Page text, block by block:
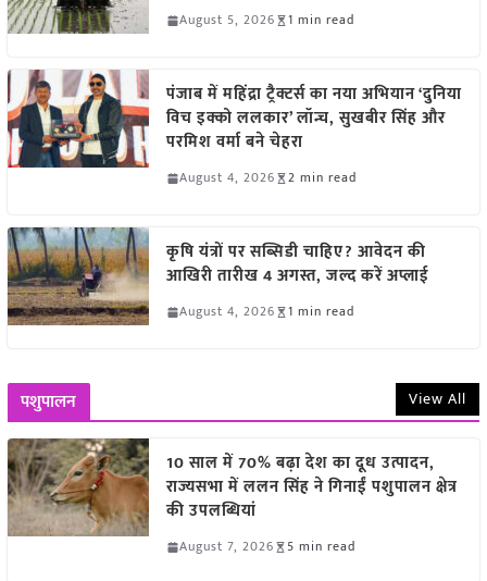
August 5, 2026 1 min read
पंजाब में महिंद्रा ट्रैक्टर्स का नया अभियान ‘दुनिया
विच इक्को ललकार’ लॉन्च, सुखबीर सिंह और
परमिश वर्मा बने चेहरा
August 4, 2026 2 min read
कृषि यंत्रों पर सब्सिडी चाहिए? आवेदन की
आखिरी तारीख 4 अगस्त, जल्द करें अप्लाई
August 4, 2026 1 min read
पशुपालन View All
10 साल में 70% बढ़ा देश का दूध उत्पादन,
राज्यसभा में ललन सिंह ने गिनाईं पशुपालन क्षेत्र
की उपलब्धियां
August 7, 2026 5 min read